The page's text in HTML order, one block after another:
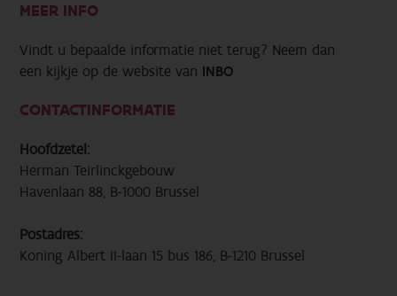
MEER INFO
Vindt u bepaalde informatie niet terug? Neem dan
een kijkje op de website van INBO
CONTACTINFORMATIE
Hoofdzetel:
Herman Teirlinckgebouw
Havenlaan 88, B-1000 Brussel
Postadres:
Koning Albert II-laan 15 bus 186, B-1210 Brussel